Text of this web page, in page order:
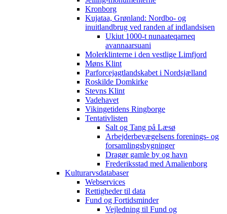
Kronborg
Kujataa, Grønland: Nordbo- og
inuitlandbrug ved randen af indlandsisen
Ukiut 1000-t nunaateqarneq
avannaarsuani
Molerklinterne i den vestlige Limfjord
Møns Klint
Parforcejagtlandskabet i Nordsjælland
Roskilde Domkirke
Stevns Klint
Vadehavet
Vikingetidens Ringborge
Tentativlisten
Salt og Tang på Læsø
Arbejderbevægelsens forenings- og
forsamlingsbygninger
Dragør gamle by og havn
Frederiksstad med Amalienborg
Kulturarvsdatabaser
Webservices
Rettigheder til data
Fund og Fortidsminder
Vejledning til Fund og